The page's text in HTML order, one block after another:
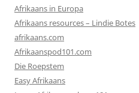
Afrikaans in Europa
Afrikaans resources – Lindie Botes
afrikaans.com
Afrikaanspod101.com
Die Roepstem
Easy Afrikaans